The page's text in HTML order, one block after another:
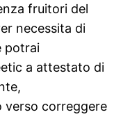
fruitori del
necessita di
potrai
a attestato di
verso correggere